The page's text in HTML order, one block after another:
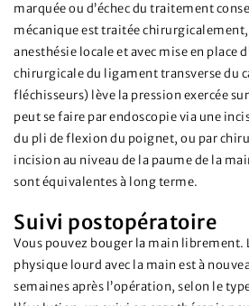
marquée ou d’échec du traitement
mécanique est traitée
anesthésie locale et avec mise en place
chirurgicale du ligament transverse du
fléchisseurs) lève la pression exercée
peut se faire par endoscopie via une
du pli de flexion du poignet, ou par
incision au niveau de la paume de la
sont équivalentes à long terme.
Suivi postopératoire
Vous pouvez bouger la main librement.
physique lourd avec la main est à
semaines après l’opération, selon le